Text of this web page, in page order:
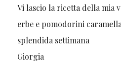
Vi lascio la ricetta della mia
erbe e pomodorini
splendida settimana
Giorgia